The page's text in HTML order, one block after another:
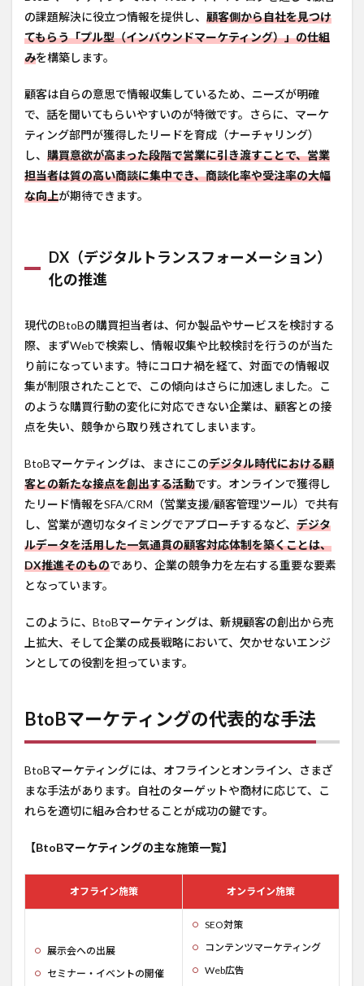
の課題解決に役立つ情報を提供し、 顧客側から自社を見つけ
てもらう「プル型（インバウンドマーケティング）」の仕組
みを構築します。
顧客は自らの意思で情報収集しているため、ニーズが明確
で、話を聞いてもらいやすいのが特徴です。さらに、マーケ
ティング部門が獲得したリードを育成（ナーチャリング）
し、 購買意欲が高まった段階で営業に引き渡すことで、営業
担当者は質の高い商談に集中でき、商談化率や受注率の大幅
な向上が期待できます。
DX（デジタルトランスフォーメーション）
化の推進
現代のBtoBの購買担当者は、何か製品やサービスを検討する
際、まずWebで検索し、情報収集や比較検討を行うのが当た
り前になっています。特にコロナ禍を経て、対面での情報収
集が制限されたことで、この傾向はさらに加速しました。こ
のような購買行動の変化に対応できない企業は、顧客との接
点を失い、競争から取り残されてしまいます。
BtoBマーケティングは、まさにこのデジタル時代における顧
客との新たな接点を創出する活動です。オンラインで獲得し
たリード情報をSFA/CRM（営業支援/顧客管理ツール）で共有
し、営業が適切なタイミングでアプローチするなど、 デジタ
ルデータを活用した一気通貫の顧客対応体制を築くことは、
DX推進そのものであり、企業の競争力を左右する重要な要素
となっています。
このように、BtoBマーケティングは、新規顧客の創出から売
上拡大、そして企業の成長戦略において、欠かせないエンジ
ンとしての役割を担っています。
BtoBマーケティングの代表的な手法
BtoBマーケティングには、オフラインとオンライン、さまざ
まな手法があります。自社のターゲットや商材に応じて、こ
れらを適切に組み合わせることが成功の鍵です。
【BtoBマーケティングの主な施策一覧】
オフライン施策 オンライン施策
展示会への出展
セミナー・イベントの開催
SEO対策
コンテンツマーケティング
Web広告